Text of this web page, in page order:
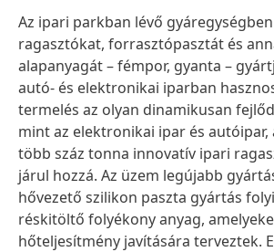
Az ipari parkban lévő
ragasztókat, forrasztópasztát és
alapanyagát – fémpor, gyanta –
autó- és elektronikai iparban
termelés az olyan dinamikusan
mint az elektronikai ipar és autóipar,
több száz tonna innovatív ipari
járul hozzá. Az üzem legújabb
hővezető szilikon paszta gyártás
réskitöltő folyékony anyag,
hőteljesítmény javítására terveztek.